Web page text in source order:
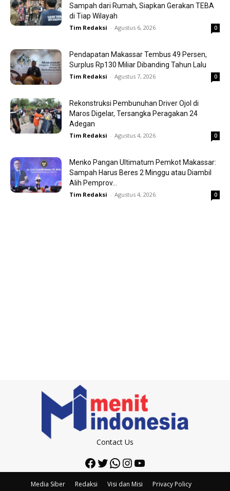
Sampah dari Rumah, Siapkan Gerakan TEBA
di Tiap Wilayah
Tim Redaksi - Agustus 6, 2026 0
Pendapatan Makassar Tembus 49 Persen,
Surplus Rp130 Miliar Dibanding Tahun Lalu
Tim Redaksi - Agustus 7, 2026 0
Rekonstruksi Pembunuhan Driver Ojol di
Maros Digelar, Tersangka Peragakan 24
Adegan
Tim Redaksi - Agustus 4, 2026 0
Menko Pangan Ultimatum Pemkot Makassar:
Sampah Harus Beres 2 Minggu atau Diambil
Alih Pemprov...
Tim Redaksi - Agustus 4, 2026 0
Contact Us
Facebook
Twitter
WhatsApp
Instagram
YouTube
Media Siber Redaksi Visi dan Misi
Privacy Policy